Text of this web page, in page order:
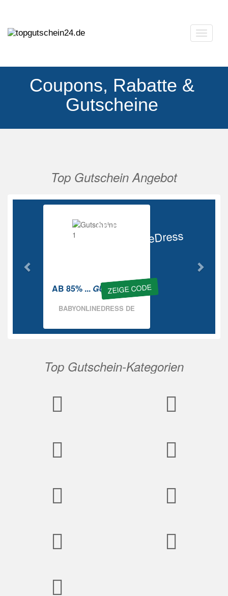
Coupons, Rabatte &
Gutscheine
Top Gutschein Angebot
Ab 85%
BabyOnlineDress
ZEIGE CODE
AB 85% ... GUTSCHEIN
BABYONLINEDRESS DE
Vorherige
Top Gutschein-Kategorien